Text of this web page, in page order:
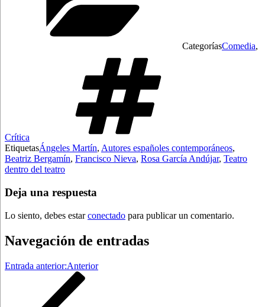
CategoríasComedia,
Crítica
EtiquetasÁngeles Martín, Autores españoles contemporáneos,
Beatriz Bergamín, Francisco Nieva, Rosa García Andújar, Teatro
dentro del teatro
Deja una respuesta
Lo siento, debes estarconectado para publicar un comentario.
Navegación de entradas
Entrada anterior:Anterior